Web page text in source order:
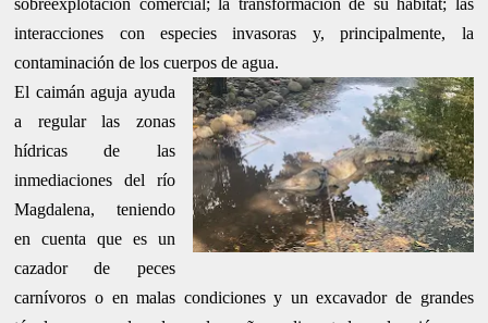
sobreexplotación comercial; la transformación de su hábitat; las
interacciones con especies invasoras y, principalmente, la
contaminación de los cuerpos de agua.
El caimán aguja ayuda
a regular las zonas
hídricas de las
inmediaciones del río
Magdalena, teniendo
en cuenta que es un
cazador de peces
carnívoros o en malas condiciones y un excavador de grandes